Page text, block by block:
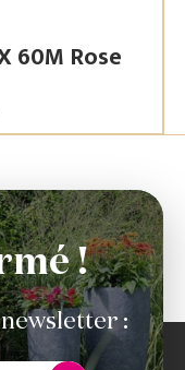
Fil Bonzai 500Gr 2Mm X 60M Rose
!
: